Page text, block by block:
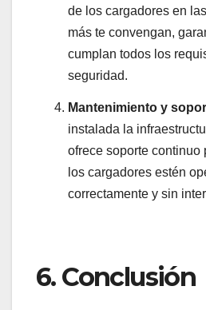
de los cargadores en
más te convengan,
cumplan todos los
seguridad.
Mantenimiento y
instalada la
ofrece soporte continuo
los cargadores estén
correctamente y sin
6. Conclusión